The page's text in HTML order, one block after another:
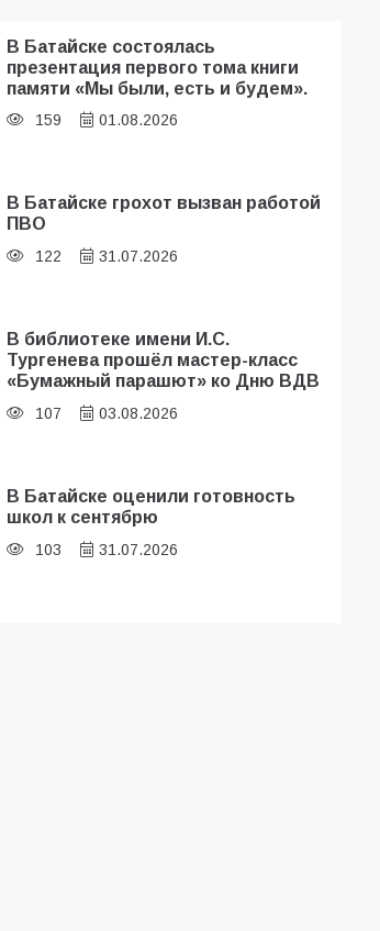
В Батайске состоялась
презентация первого тома книги
памяти «Мы были, есть и будем».
159 01.08.2026
В Батайске грохот вызван работой
ПВО
122 31.07.2026
В библиотеке имени И.С.
Тургенева прошёл мастер-класс
«Бумажный парашют» ко Дню ВДВ
107 03.08.2026
В Батайске оценили готовность
школ к сентябрю
103 31.07.2026